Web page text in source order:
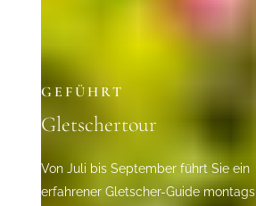
GEFÜHRT
Gletschertour
Von Juli bis September führt Sie ein
erfahrener Gletscher-Guide montags,